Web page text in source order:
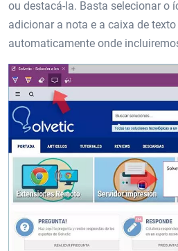
ou destacá-la. Basta selecionar o
adicionar a nota e a caixa de
automaticamente onde